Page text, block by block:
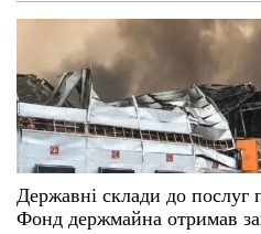
а
п
и
с
і
Державні склади до послуг
Фонд держмайна отримав